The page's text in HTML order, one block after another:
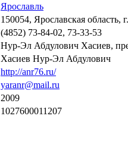
Ярославль
150054, Ярославская область,
(4852) 73-84-02, 73-33-53
Нур-Эл Абдулович Хасиев,
Хасиев Нур-Эл Абдулович
http://anr76.ru/
yaranr@mail.ru
2009
1027600011207